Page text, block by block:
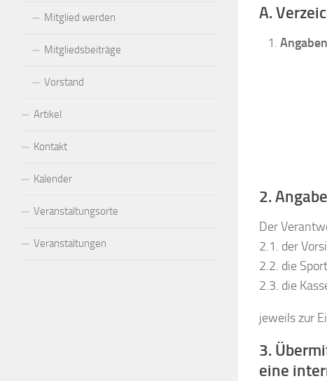
A.
2.
Der
2.1. der
2.2. die
2.3. die
jeweils zur
3.
eine
Mitglied werden
Mitgliedsbeiträge
Vorstand
Artikel
Kontakt
Kalender
Veranstaltungsorte
Veranstaltungen